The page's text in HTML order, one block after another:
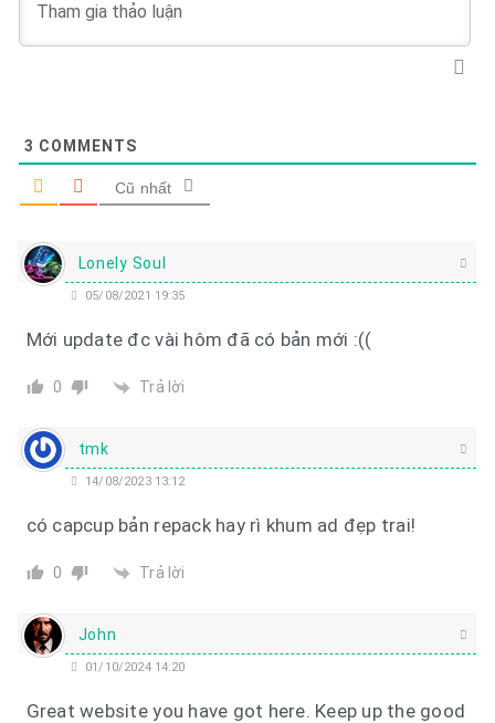
3 COMMENTS
Cũ nhất
Lonely Soul
05/08/2021 19:35
Mới update đc vài hôm đã có bản mới :((
0 Trả lời
tmk
14/08/2023 13:12
có capcup bản repack hay rì khum ad đẹp trai!
0 Trả lời
John
01/10/2024 14:20
Great website you have got here. Keep up the good